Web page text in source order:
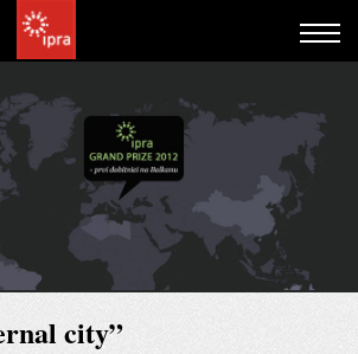
city”